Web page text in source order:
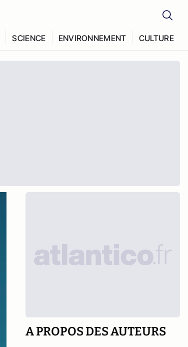
SCIENCE ENVIRONNEMENT CULTURE
A PROPOS DES AUTEURS